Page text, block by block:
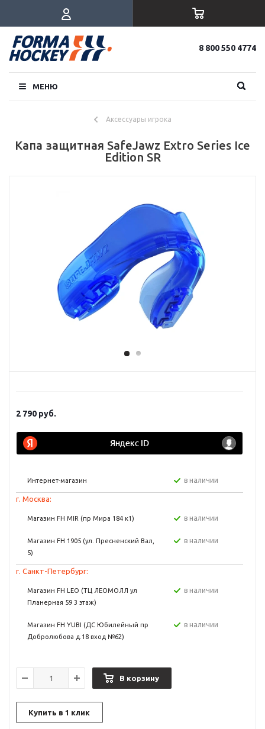
8 800 550 4774
МЕНЮ
Аксессуары игрока
Капа защитная SafeJawz Extro Series Ice
Edition SR
2 790 руб.
Интернет-магазин в наличии
г. Москва:
Магазин FH MIR (пр Мира 184 к1) в наличии
Магазин FH 1905 (ул. Пресненский Вал,
5)
в наличии
г. Санкт-Петербург:
Магазин FH LEO (ТЦ ЛЕОМОЛЛ ул
Планерная 59 3 этаж)
в наличии
Магазин FH YUBI (ДС Юбилейный пр
Добролюбова д.18 вход №62)
в наличии
В корзину
Купить в 1 клик